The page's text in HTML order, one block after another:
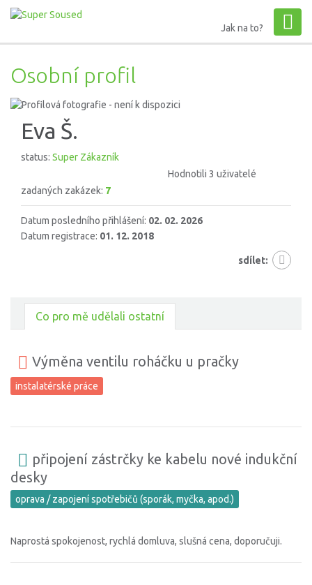
Jak na to?
Osobní profil
Eva Š.
status: Super Zákazník
Hodnotili 3 uživatelé
zadaných zakázek: 7
Datum posledního přihlášení: 02. 02. 2026
Datum registrace: 01. 12. 2018
sdílet:
Co pro mě udělali ostatní
Výměna ventilu roháčku u pračky
instalatérské práce
připojení zástrčky ke kabelu nové indukční
desky
oprava / zapojení spotřebičů (sporák, myčka, apod.)
Naprostá spokojenost, rychlá domluva, slušná cena, doporučuji.